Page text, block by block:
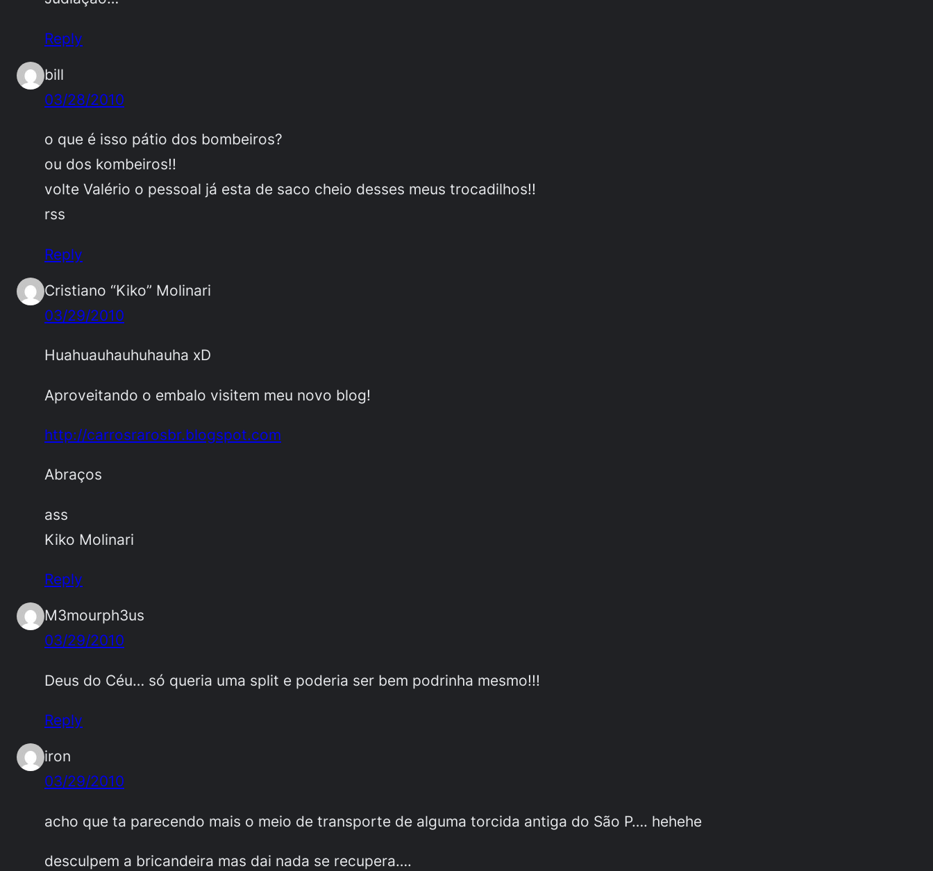
Reply
bill
03/28/2010
o que é isso pátio dos bombeiros?
ou dos kombeiros!!
volte Valério o pessoal já esta de saco cheio desses meus trocadilhos!!
rss
Reply
Cristiano “Kiko” Molinari
03/29/2010
Huahuauhauhuhauha xD
Aproveitando o embalo visitem meu novo blog!
http://carrosrarosbr.blogspot.com
Abraços
ass
Kiko Molinari
Reply
M3mourph3us
03/29/2010
Deus do Céu… só queria uma split e poderia ser bem podrinha mesmo!!!
Reply
iron
03/29/2010
acho que ta parecendo mais o meio de transporte de alguma torcida antiga do São P…. hehehe
desculpem a bricandeira mas dai nada se recupera….